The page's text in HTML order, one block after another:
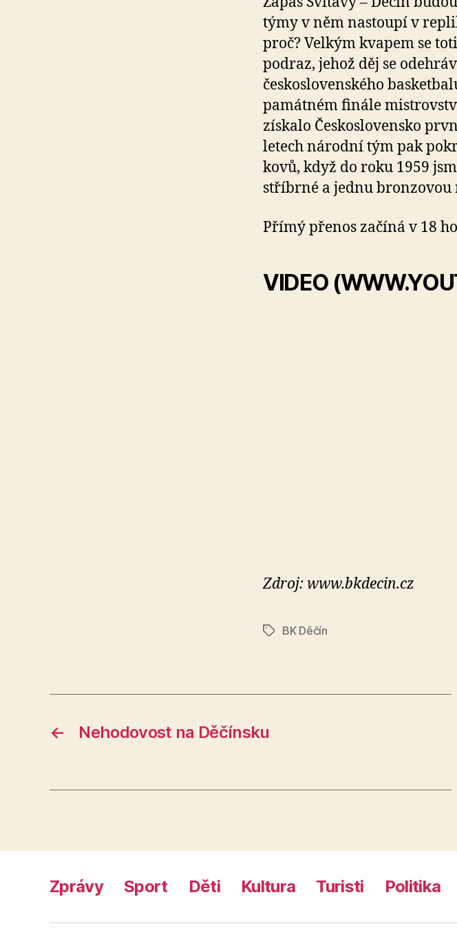
týmy v něm nastoupí v
proč? Velkým kvapem se
podraz, jehož děj se
československého
památném finále
získalo Československo
letech národní tým pak
kovů, když do roku 1959
stříbrné a jednu bronzovou
Přímý přenos začíná v 18
VIDEO
Zdroj: www.bkdecin.cz
ŠtítkyBK Děčín
← Nehodovost na Děčínsku
Zprávy Sport Děti Kultura Turisti Politika